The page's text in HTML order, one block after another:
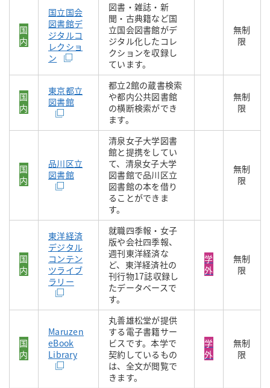
国
内
国立国会
図書館デ
ジタルコ
レクショ
ン
図書・雑誌・新
聞・古典籍など国
立国会図書館がデ
ジタル化したコレ
クションを収録し
ています。
無制
限
国
内
東京都立
図書館
都立2館の蔵書検索
や都内公共図書館
の横断検索ができ
ます。
無制
限
国
内
品川区立
図書館
清泉女子大学図書
館と提携をしてい
て、清泉女子大学
図書館で品川区立
図書館の本を借り
ることができま
す。
無制
限
国
内
東洋経済
デジタル
コンテン
ツライブ
ラリー
就職四季報・女子
版や会社四季報、
週刊東洋経済な
ど、東洋経済社の
刊行物17誌収録し
たデータベースで
す。
学
外
無制
限
国
内
Maruzen
eBook
Library
丸善雄松堂が提供
する電子書籍サー
ビスです。本学で
契約しているもの
は、全文が閲覧で
きます。
学
外
無制
限